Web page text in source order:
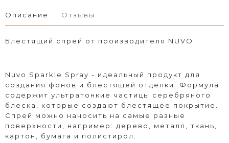
Описание Отзывы
Блестящий спрей от производителя NUVO
Nuvo Sparkle Spray - идеальный продукт для
создания фонов и блестящей отделки. Формула
содержит ультратонкие частицы серебряного
блеска, которые создают блестящее покрытие.
Спрей можно наносить на самые разные
поверхности, например: дерево, металл, ткань,
картон, бумага и полистирол.